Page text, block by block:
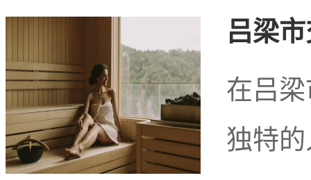
统的宁夏特色美食，如
等，这些美食代表了当地
关于足疗按摩行业
吕梁
在吕
独特